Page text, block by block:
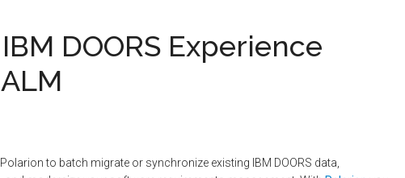
DOORS Experience
to batch migrate or synchronize existing IBM DOORS data,